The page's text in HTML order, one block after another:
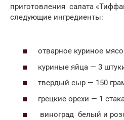
приготовления салата
следующие ингредиенты:
отварное куриное
куриные яйца — 3
твердый сыр — 150
грецкие орехи — 1
виноград белый и